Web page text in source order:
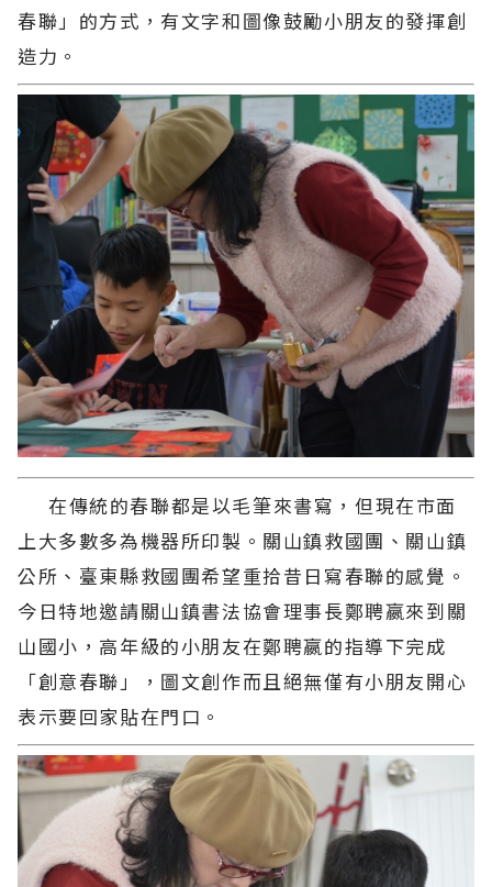
春聯」的方式，有文字和圖像鼓勵小朋友的發揮創
造力。
在傳統的春聯都是以毛筆來書寫，但現在市面
上大多數多為機器所印製。關山鎮救國團、關山鎮
公所、臺東縣救國團希望重拾昔日寫春聯的感覺。
今日特地邀請關山鎮書法協會理事長鄭聘嬴來到關
山國小，高年級的小朋友在鄭聘嬴的指導下完成
「創意春聯」，圖文創作而且絕無僅有小朋友開心
表示要回家貼在門口。